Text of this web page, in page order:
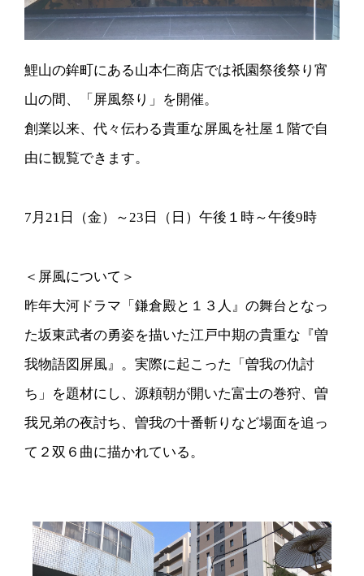
鯉山の鉾町にある山本仁商店では祇園祭後祭り宵
山の間、「屏風祭り」を開催。
創業以来、代々伝わる貴重な屏風を社屋１階で自
由に観覧できます。
7月21日（金）～23日（日）午後１時～午後9時
＜屏風について＞
昨年大河ドラマ「鎌倉殿と１３人』の舞台となっ
た坂東武者の勇姿を描いた江戸中期の貴重な『曽
我物語図屏風』。実際に起こった「曽我の仇討
ち」を題材にし、源頼朝が開いた富士の巻狩、曽
我兄弟の夜討ち、曽我の十番斬りなど場面を追っ
て２双６曲に描かれている。